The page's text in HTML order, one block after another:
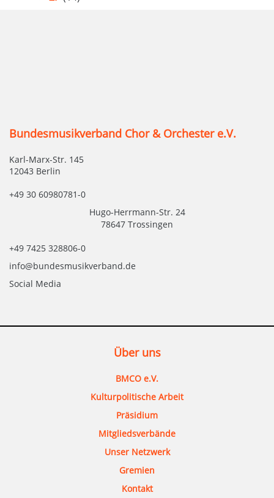
Bundesmusikverband Chor & Orchester e.V.
Karl-Marx-Str. 145
12043 Berlin
+49 30 60980781-0
Hugo-Herrmann-Str. 24
78647 Trossingen
+49 7425 328806-0
info@bundesmusikverband.de
Social Media
Über uns
BMCO e.V.
Kulturpolitische Arbeit
Präsidium
Mitgliedsverbände
Unser Netzwerk
Gremien
Kontakt